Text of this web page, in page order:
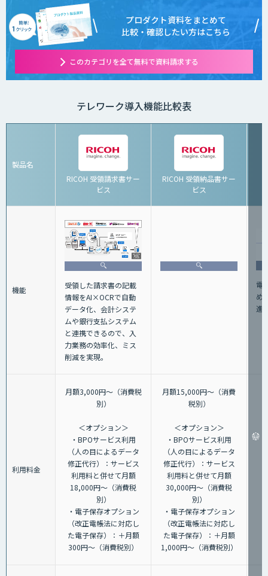
プロダクト資料をまとめて
比較・確認したい方はこちら
このカテゴリを全て無料で資料請求する
テレワーク導入機能比較表
製品名
RICOH 受領請求書サー
ビス
RICOH 受領納品書サー
ビス
機能
受領した請求書の記載
情報をAI×OCRで自動
データ化、会計システ
ムや銀行支払システム
と連携できるので、入
力業務の効率化、ミス
削減を実現。
電
め
進
利用料金
月額3,000円～（消費税
別）
＜オプション＞
・BPOサービス利用
（人の目によるデータ
修正代行）：サービス
利用料と併せて月額
18,000円～（消費税
別）
・電子保存オプション
（改正電帳法に対応し
た電子保存）：＋月額
300円～（消費税別）
月額15,000円～（消費
税別）
＜オプション＞
・BPOサービス利用
（人の目によるデータ
修正代行）：サービス
利用料と併せて月額
30,000円～（消費税
別）
・電子保存オプション
（改正電帳法に対応し
た電子保存）：＋月額
1,000円～（消費税別）